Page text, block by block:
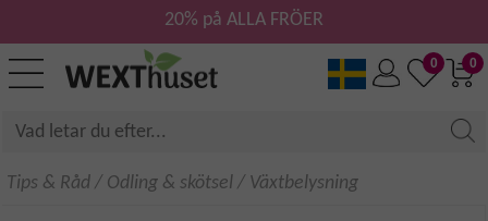
0
0
20% på ALLA FRÖER
Tips & Råd / Odling & skötsel / Växtbelysning